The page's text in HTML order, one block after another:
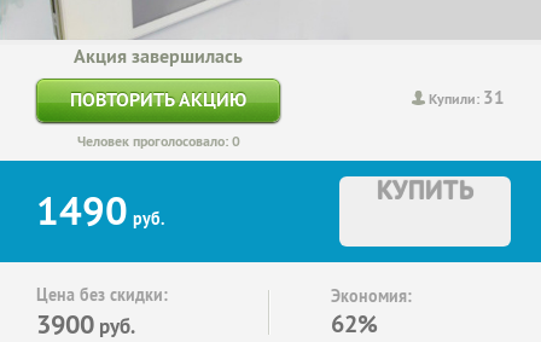
Купили: 31
Акция завершилась
ПОВТОРИТЬ АКЦИЮ
Человек проголосовало: 0
1490 руб.
КУПИТЬ
Цена без скидки:
3900 руб.
Экономия:
62%